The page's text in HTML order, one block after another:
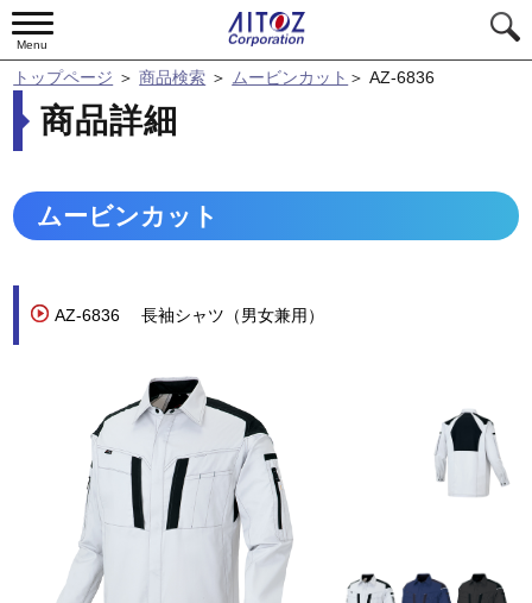
Menu
トップページ ＞商品検索 ＞ ムービンカット ＞AZ-6836
商品詳細
ムービンカット
AZ-6836 長袖シャツ（男女兼用）